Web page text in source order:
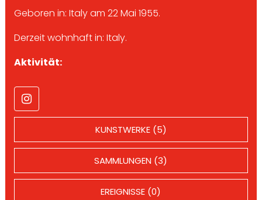
Geboren in: Italy am 22 Mai 1955.
Derzeit wohnhaft in: Italy.
Aktivität:
KUNSTWERKE (5)
SAMMLUNGEN (3)
EREIGNISSE (0)